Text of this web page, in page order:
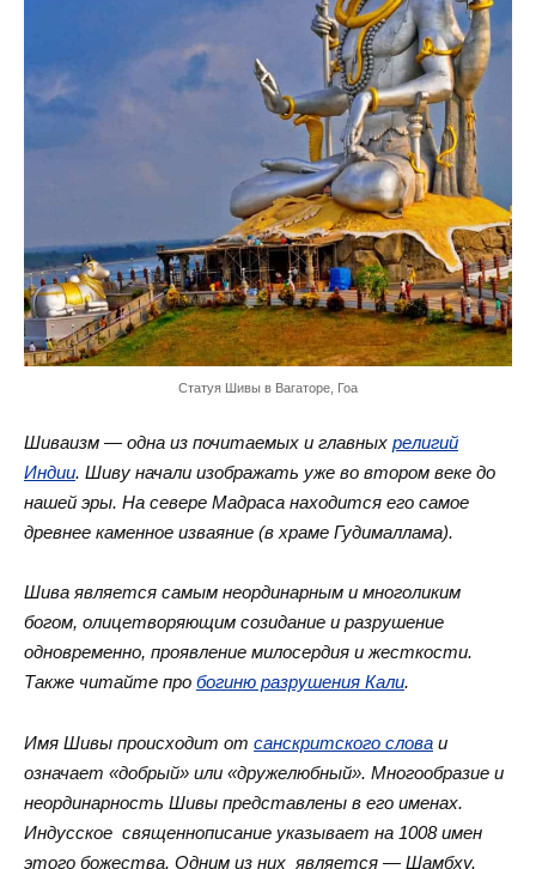
Статуя Шивы в Вагаторе, Гоа
Шиваизм — одна из почитаемых и главных религий
Индии. Шиву начали изображать уже во втором веке до
нашей эры. На севере Мадраса находится его самое
древнее каменное изваяние (в храме Гудималлама).
Шива является самым неординарным и многоликим
богом, олицетворяющим созидание и разрушение
одновременно, проявление милосердия и жесткости.
Также читайте про богиню разрушения Кали.
Имя Шивы происходит от санскритского слова и
означает «добрый» или «дружелюбный». Многообразие и
неординарность Шивы представлены в его именах.
Индусское священнописание указывает на 1008 имен
этого божества. Одним из них является — Шамбху.